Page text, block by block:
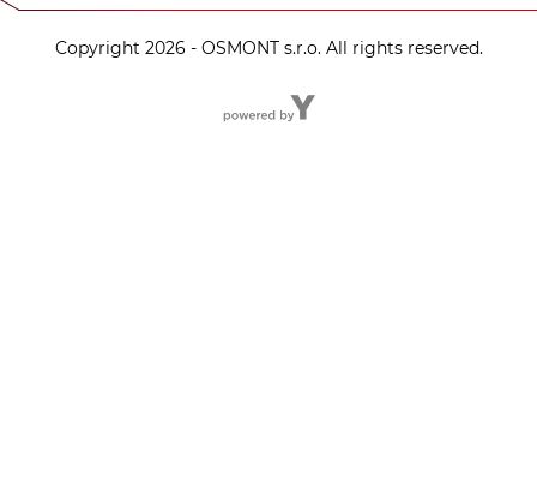
Copyright 2026 - OSMONT s.r.o. All rights reserved.